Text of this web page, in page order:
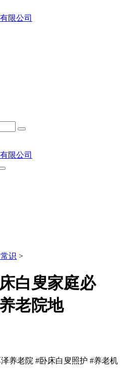
识 >
白叟家庭必
老院地
老院 #卧床白叟照护 #养老机